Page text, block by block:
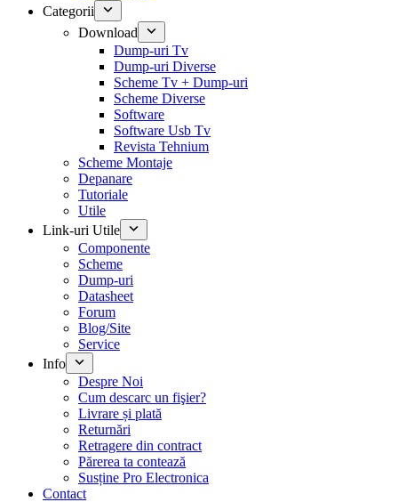
Categorii
Download
Dump-uri Tv
Dump-uri Diverse
Scheme Tv + Dump-uri
Scheme Diverse
Software
Software Usb Tv
Revista Tehnium
Scheme Montaje
Depanare
Tutoriale
Utile
Link-uri Utile
Componente
Scheme
Dump-uri
Datasheet
Forum
Blog/Site
Service
Info
Despre Noi
Cum descarc un fişier?
Livrare și plată
Returnări
Retragere din contract
Părerea ta contează
Susține Pro Electronica
Contact